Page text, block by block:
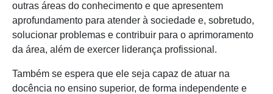
outras áreas do conhecimento e que apresentem
aprofundamento para atender à sociedade e, sobretudo,
solucionar problemas e contribuir para o aprimoramento
da área, além de exercer liderança profissional.
Também se espera que ele seja capaz de atuar na
docência no ensino superior, de forma independente e